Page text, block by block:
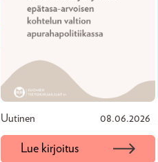
Uutinen 08.06.2026
Lue kirjoitus